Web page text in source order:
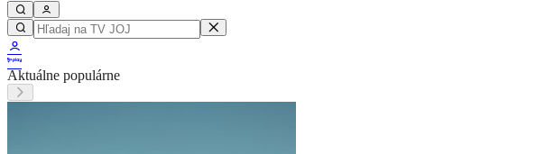
Aktuálne populárne